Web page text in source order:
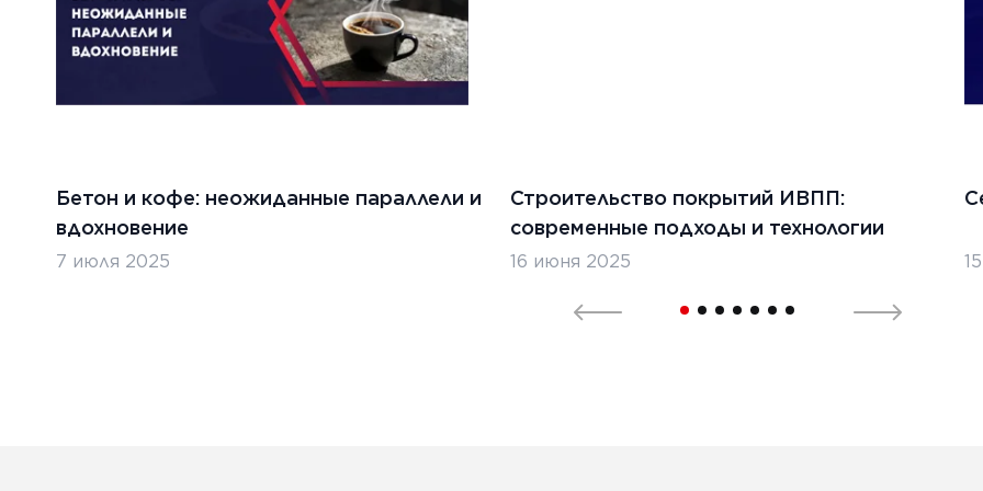
Бетон и кофе: неожиданные параллели и
вдохновение
7 июля 2025
Строительство покрытий ИВПП:
современные подходы и технологии
16 июня 2025